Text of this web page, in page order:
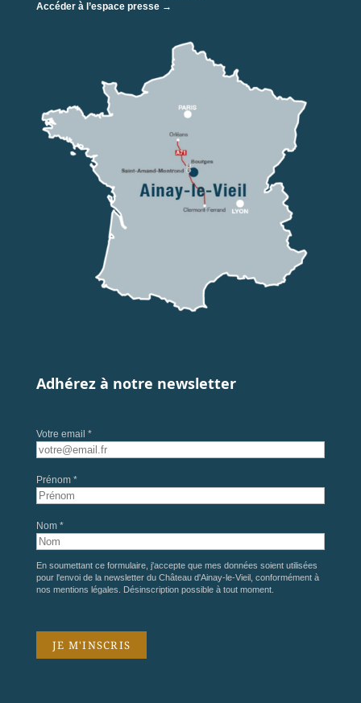
Accéder à l’espace presse →
Adhérez à notre newsletter
Votre email *
Prénom *
Nom *
En soumettant ce formulaire, j'accepte que mes données soient utilisées
pour l'envoi de la newsletter du Château d'Ainay-le-Vieil, conformément à
nos mentions légales . Désinscription possible à tout moment.